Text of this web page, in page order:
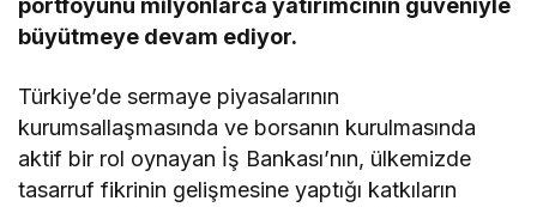
portföyünü milyonlarca yatırımcının güveniyle
büyütmeye devam ediyor.
Türkiye’de sermaye piyasalarının
kurumsallaşmasında ve borsanın kurulmasında
aktif bir rol oynayan İş Bankası’nın, ülkemizde
tasarruf fikrinin gelişmesine yaptığı katkıların